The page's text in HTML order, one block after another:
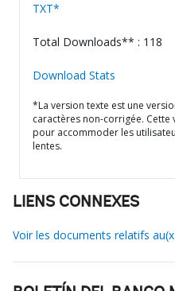
TXT*
Total Downloads** : 118
Download Stats
*La version texte est une
caractères non-corrigée.
pour accommoder les
lentes.
LIENS CONNEXES
Voir les documents relatifs